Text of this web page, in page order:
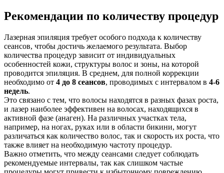
Рекомендации по количеству процедур
Лазерная эпиляция требует особого подхода к количеству
сеансов, чтобы достичь желаемого результата. Выбор
количества процедур зависит от индивидуальных
особенностей кожи, структуры волос и зоны, на которой
проводится эпиляция. В среднем, для полной коррекции
необходимо от 4 до 8 сеансов, проводимых с интервалом в 4-6
недель.
Это связано с тем, что волосы находятся в разных фазах роста,
и лазер наиболее эффективен на волосах, находящихся в
активной фазе (анаген). На различных участках тела,
например, на ногах, руках или в области бикини, могут
различаться как количество волос, так и скорость их роста, что
также влияет на необходимую частоту процедур.
Важно отметить, что между сеансами следует соблюдать
рекомендуемые интервалы, так как слишком частые